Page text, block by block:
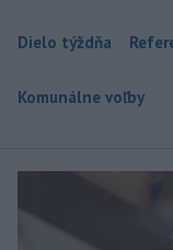
Dielo týždňa
Komunálne voľby